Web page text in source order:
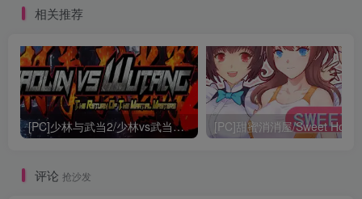
ORIGIN
相关推荐
[PC]少林与武当2/少林vs武当2/Shaolin vs Wutang 2 [PC]甜蜜消消屋/Sweet
评论 抢沙发